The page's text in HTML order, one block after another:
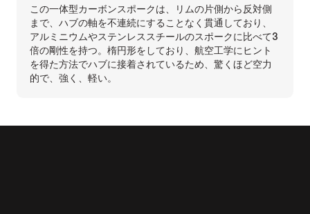
この一体型カーボンスポークは、リムの片側から反対側
まで、ハブの軸を不連続にすることなく貫通しており、
アルミニウムやステンレススチールのスポークに比べて3
倍の剛性を持つ。楕円形をしており、航空工学にヒント
を得た方法でハブに接着されているため、驚くほど空力
的で、強く、軽い。